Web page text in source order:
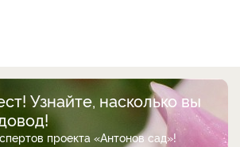
Узнайте, насколько вы
проекта «Антонов сад»!